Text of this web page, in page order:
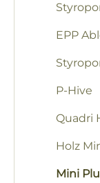
EPP
P-Hive
Quadri
Holz
Mini